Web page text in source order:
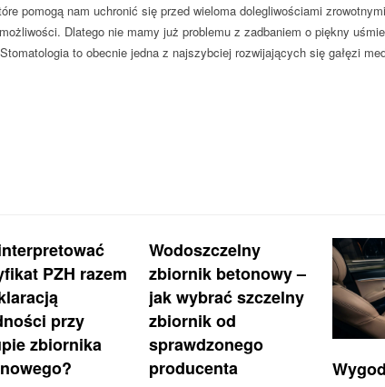
pomogą nam uchronić się przed wieloma dolegliwościami
Dlatego nie mamy już problemu z zadbaniem o piękny
to obecnie jedna z najszybciej rozwijających się gałęzi
PZH razem
przy
zbiornika
Wodoszczelny
zbiornik betonowy –
jak wybrać szczelny
zbiornik od
sprawdzonego
producenta